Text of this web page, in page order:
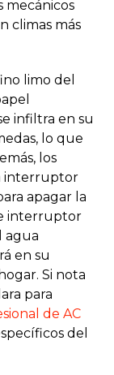
mecánicos
climas más
limo del
infiltra en su
lo que
los
interruptor
apagar la
interruptor
agua
en su
Si nota
para
de AC
del